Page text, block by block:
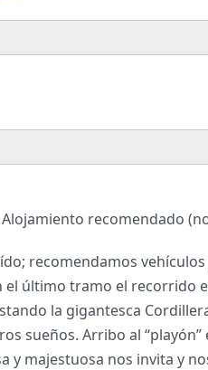
recomendado
recomendamos
el último tramo el recorrido
la gigantesca
sueños. Arribo al
y majestuosa nos invita y